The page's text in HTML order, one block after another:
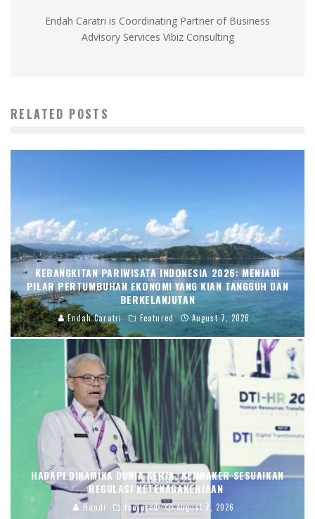
Endah Caratri is Coordinating Partner of Business
Advisory Services Vibiz Consulting
RELATED POSTS
KEBANGKITAN PARIWISATA INDONESIA 2026: MENJADI
PILAR PERTUMBUHAN EKONOMI YANG KIAN TANGGUH DAN
BERKELANJUTAN
Endah Caratri Featured August 7, 2026
HADAPI DINAMIKA DUNIA KERJA, KEMNAKER SESUAIKAN
REGULASI KETENAGAKERJAAN
Handi Featured August 7, 2026